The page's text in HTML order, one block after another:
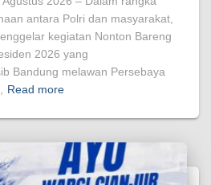
antara Polri dan masyarakat,
kegiatan Nonton Bareng
2026 yang
Bandung melawan Persebaya
Read more